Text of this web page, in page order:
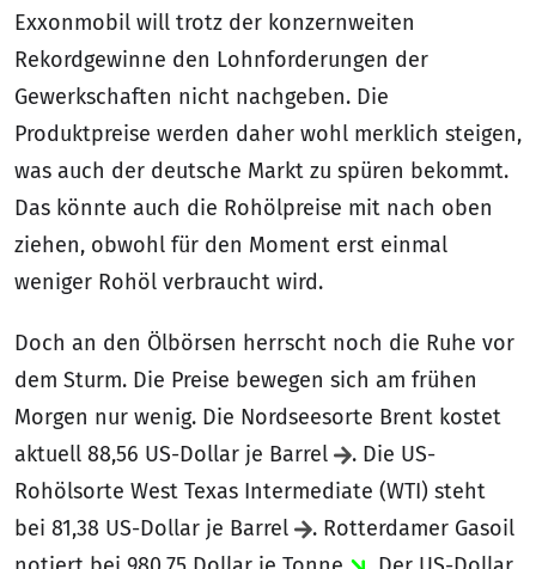
Exxonmobil will trotz der konzernweiten
Rekordgewinne den Lohnforderungen der
Gewerkschaften nicht nachgeben. Die
Produktpreise werden daher wohl merklich steigen,
was auch der deutsche Markt zu spüren bekommt.
Das könnte auch die Rohölpreise mit nach oben
ziehen, obwohl für den Moment erst einmal
weniger Rohöl verbraucht wird.
Doch an den Ölbörsen herrscht noch die Ruhe vor
dem Sturm. Die Preise bewegen sich am frühen
Morgen nur wenig. Die Nordseesorte Brent kostet
aktuell 88,56 US-Dollar je Barrel
. Die US-
Rohölsorte West Texas Intermediate (WTI) steht
bei 81,38 US-Dollar je Barrel
. Rotterdamer Gasoil